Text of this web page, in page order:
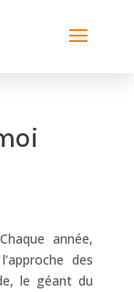
année,
des
le géant du